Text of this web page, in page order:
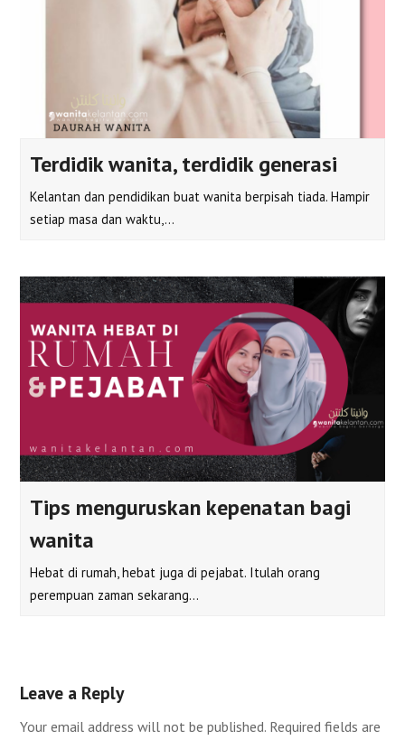
Terdidik wanita, terdidik generasi
Kelantan dan pendidikan buat wanita berpisah tiada. Hampir
setiap masa dan waktu,…
Tips menguruskan kepenatan bagi
wanita
Hebat di rumah, hebat juga di pejabat. Itulah orang
perempuan zaman sekarang…
Leave a Reply
Your email address will not be published. Required fields are